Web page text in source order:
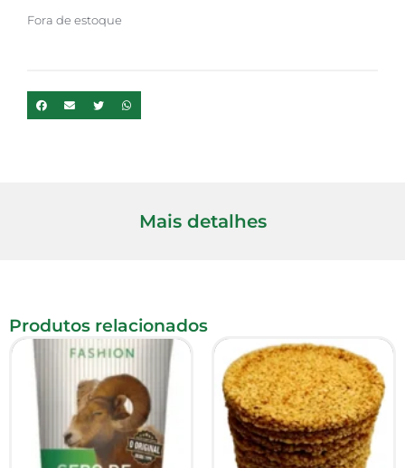
Fora de estoque
Mais detalhes
Produtos relacionados